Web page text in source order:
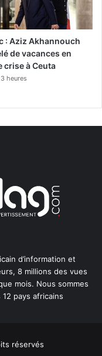
: Aziz Akhannouch
de vacances en
crise à Ceuta
heures
d’information et
8 millions des vues
mois. Nous sommes
pays africains
réservés